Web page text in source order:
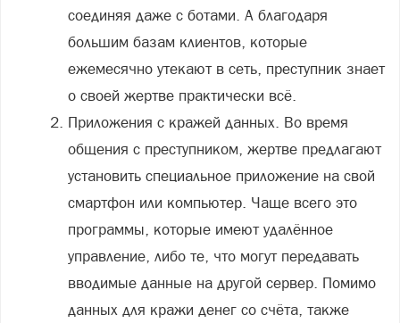
соединяя даже с ботами. А благодаря
большим базам клиентов, которые
ежемесячно утекают в сеть, преступник знает
о своей жертве практически всё.
Приложения с кражей данных. Во время
общения с преступником, жертве предлагают
установить специальное приложение на свой
смартфон или компьютер. Чаще всего это
программы, которые имеют удалённое
управление, либо те, что могут передавать
вводимые данные на другой сервер. Помимо
данных для кражи денег со счёта, также